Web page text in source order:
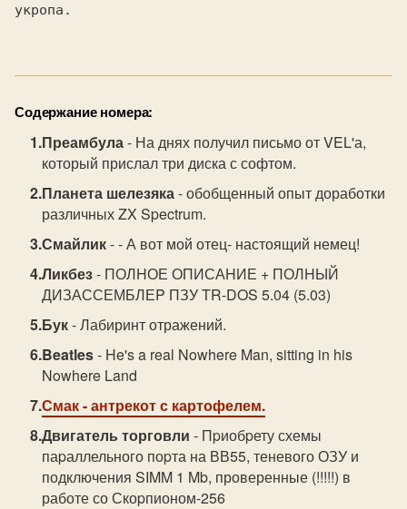
укропа.
Содержание номера:
Преамбула- На днях получил письмо от VEL'а,
который прислал три диска с софтом.
Планета шелезяка- обобщенный опыт доработки
различных ZX Spectrum.
Смайлик- - А вот мой отец- настоящий немец!
Ликбез- ПОЛHОЕ ОПИСАHИЕ + ПОЛHЫЙ
ДИЗАССЕМБЛЕP ПЗУ TR-DOS 5.04 (5.03)
Бук- Лабиринт отражений.
Beatles- He's a real Nowhere Man, sitting in his
Nowhere Land
Смак- антрекот с картофелем.
Двигатель торговли - Пpиобpету схемы
паpаллельного поpта на ВВ55, теневого ОЗУ и
подключения SIMM 1 Mb, проверенные (!!!!!) в
работе со Скоpпионом-256